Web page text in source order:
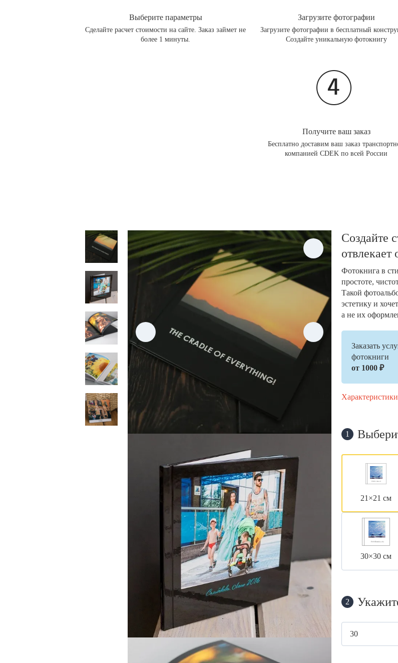
Выберите параметры
Сделайте расчет стоимости на сайте. Заказ займет не
более 1 минуты.
Загрузите фотографии
Загрузите фотографии в бесплатный
Создайте уникальную фотокнигу
Получите ваш заказ
Бесплатно доставим ваш заказ
компанией CDEK по всей России
Создайте
Фотокнига в
простоте,
Такой
эстетику и
а не их
Заказать
фотокниги
от 1000 ₽
Характеристики
1
21×21 см
30×30 см
2